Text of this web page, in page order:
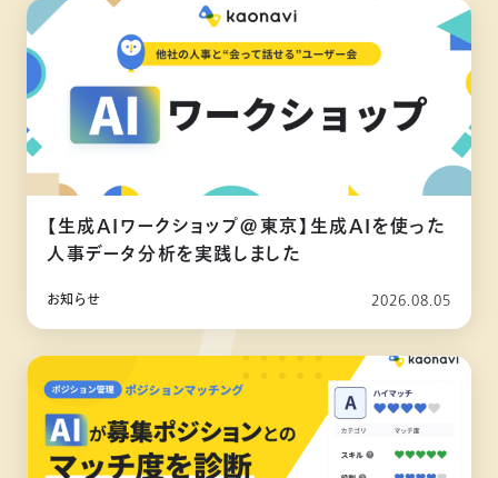
【生成AIワークショップ@東京】生成AIを使った
人事データ分析を実践しました
お知らせ 2026.08.05